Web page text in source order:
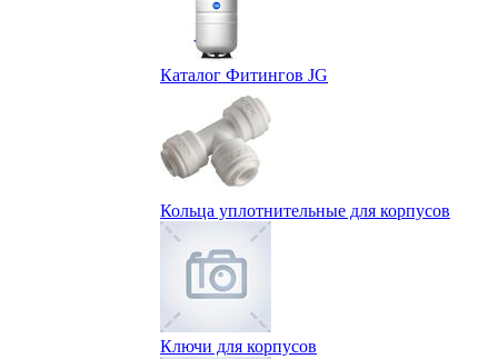
Каталог Фитингов JG
Кольца уплотнительные для корпусов
Ключи для корпусов